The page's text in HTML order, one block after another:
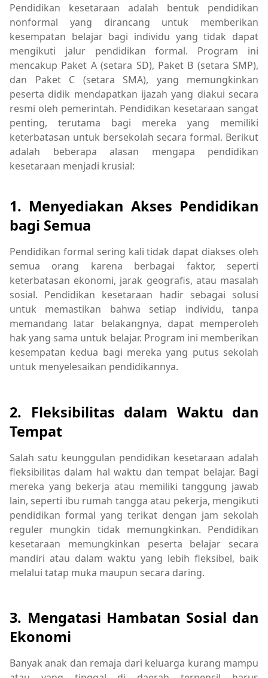
Pendidikan kesetaraan adalah bentuk pendidikan
nonformal yang dirancang untuk memberikan
kesempatan belajar bagi individu yang tidak dapat
mengikuti jalur pendidikan formal. Program ini
mencakup Paket A (setara SD), Paket B (setara SMP),
dan Paket C (setara SMA), yang memungkinkan
peserta didik mendapatkan ijazah yang diakui secara
resmi oleh pemerintah. Pendidikan kesetaraan sangat
penting, terutama bagi mereka yang memiliki
keterbatasan untuk bersekolah secara formal. Berikut
adalah beberapa alasan mengapa pendidikan
kesetaraan menjadi krusial:
1. Menyediakan Akses Pendidikan
bagi Semua
Pendidikan formal sering kali tidak dapat diakses oleh
semua orang karena berbagai faktor, seperti
keterbatasan ekonomi, jarak geografis, atau masalah
sosial. Pendidikan kesetaraan hadir sebagai solusi
untuk memastikan bahwa setiap individu, tanpa
memandang latar belakangnya, dapat memperoleh
hak yang sama untuk belajar. Program ini memberikan
kesempatan kedua bagi mereka yang putus sekolah
untuk menyelesaikan pendidikannya.
2. Fleksibilitas dalam Waktu dan
Tempat
Salah satu keunggulan pendidikan kesetaraan adalah
fleksibilitas dalam hal waktu dan tempat belajar. Bagi
mereka yang bekerja atau memiliki tanggung jawab
lain, seperti ibu rumah tangga atau pekerja, mengikuti
pendidikan formal yang terikat dengan jam sekolah
reguler mungkin tidak memungkinkan. Pendidikan
kesetaraan memungkinkan peserta belajar secara
mandiri atau dalam waktu yang lebih fleksibel, baik
melalui tatap muka maupun secara daring.
3. Mengatasi Hambatan Sosial dan
Ekonomi
Banyak anak dan remaja dari keluarga kurang mampu